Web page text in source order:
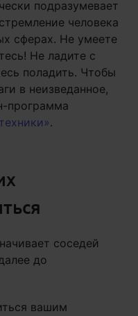
подразумевает
человека
сферах. Не умеете
Не ладите с
поладить. Чтобы
в неизведанное,
программа
.
соседей
до
вашим